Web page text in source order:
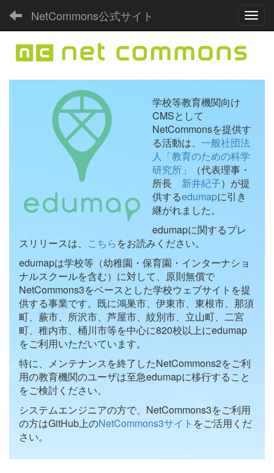
NetCommons公式サイト
学校等教育機関向け
CMSとして
NetCommonsを提供す
る活動は、 一般社団法
人「教育のための科学
研究所」
（代表理事・
所長 新井紀子）が提
供するedumapに引き
継がれました。
edumapに関するプレ
スリリースは、 こちらをお読みください。
edumapは学校等（幼稚園・保育園・インターナショ
ナルスクールを含む）に対して、原則無償で
NetCommons3をベースとした学校ウェブサイトを提
供する事業です。既に鴻巣市、伊東市、東根市、那須
町、蕨市、所沢市、芦屋市、紋別市、立山町、二宮
町、稚内市、桶川市等を中心に820校以上にedumap
をご利用いただいています。
特に、メンテナンスを終了したNetCommons2をご利
用の教育機関のユーザは至急edumapに移行すること
をご検討ください。
システムエンジニアの方で、NetCommons3をご利用
の方はGitHub上のNetCommons3サイト をご活用くだ
さい。